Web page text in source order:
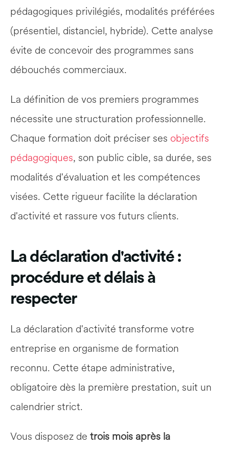
pédagogiques privilégiés, modalités préférées
(présentiel, distanciel, hybride). Cette analyse
évite de concevoir des programmes sans
débouchés commerciaux.
La définition de vos premiers programmes
nécessite une structuration professionnelle.
Chaque formation doit préciser ses objectifs
pédagogiques, son public cible, sa durée, ses
modalités d'évaluation et les compétences
visées. Cette rigueur facilite la déclaration
d'activité et rassure vos futurs clients.
La déclaration d'activité :
procédure et délais à
respecter
La déclaration d'activité transforme votre
entreprise en organisme de formation
reconnu. Cette étape administrative,
obligatoire dès la première prestation, suit un
calendrier strict.
Vous disposez de trois mois après la